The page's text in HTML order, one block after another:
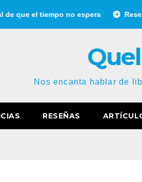
tiempo no espera Reseña de
Nos encanta hablar de
RESEÑAS